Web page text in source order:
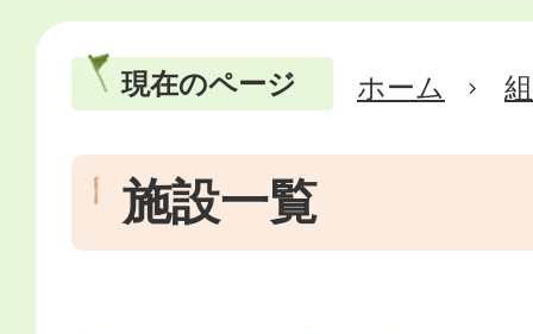
現在のページ ホーム
施設一覧